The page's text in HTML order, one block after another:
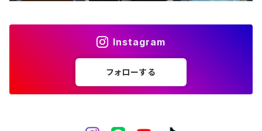
ライフスタイル
Instagram
フォローする